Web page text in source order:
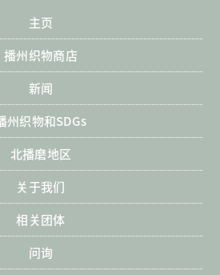
主页
播州织物商店
新闻
州织物和SDGs
北播磨地区
关于我们
相关团体
问询